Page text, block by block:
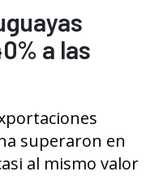
a las
superaron en
al mismo valor